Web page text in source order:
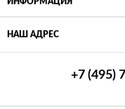
НАШ АДРЕС
+7 (495)